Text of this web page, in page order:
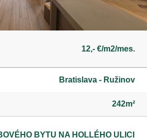
12,- €/m2/mes.
Bratislava - Ružinov
242m²
BYTU NA HOLLÉHO ULICI